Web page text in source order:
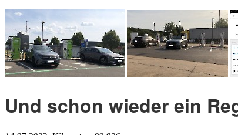
Und schon wieder ein